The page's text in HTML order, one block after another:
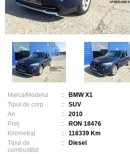
Marca/Modelul :
BMW X1
Tipul de corp
:
SUV
An
:
2010
Preţ
:
RON 18476
Kilometraj
:
118339 Km
Tipul de
combustibil
: Diesel